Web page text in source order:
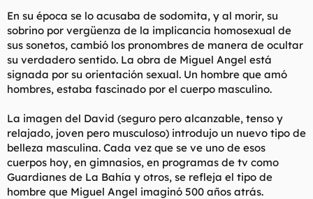
En su época se lo acusaba de sodomita, y al morir, su
sobrino por vergüenza de la implicancia homosexual de
sus sonetos, cambió los pronombres de manera de ocultar
su verdadero sentido. La obra de Miguel Angel está
signada por su orientación sexual. Un hombre que amó
hombres, estaba fascinado por el cuerpo masculino.
La imagen del David (seguro pero alcanzable, tenso y
relajado, joven pero musculoso) introdujo un nuevo tipo de
belleza masculina. Cada vez que se ve uno de esos
cuerpos hoy, en gimnasios, en programas de tv como
Guardianes de La Bahía y otros, se refleja el tipo de
hombre que Miguel Angel imaginó 500 años atrás.